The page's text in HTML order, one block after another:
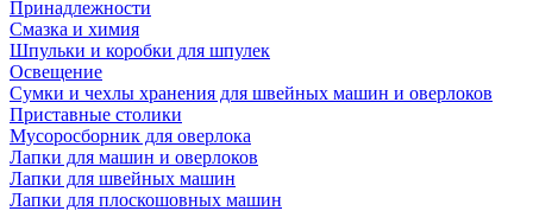
Принадлежности
Смазка и химия
Шпульки и коробки для шпулек
Освещение
Сумки и чехлы хранения для швейных машин и оверлоков
Приставные столики
Мусоросборник для оверлока
Лапки для машин и оверлоков
Лапки для швейных машин
Лапки для плоскошовных машин